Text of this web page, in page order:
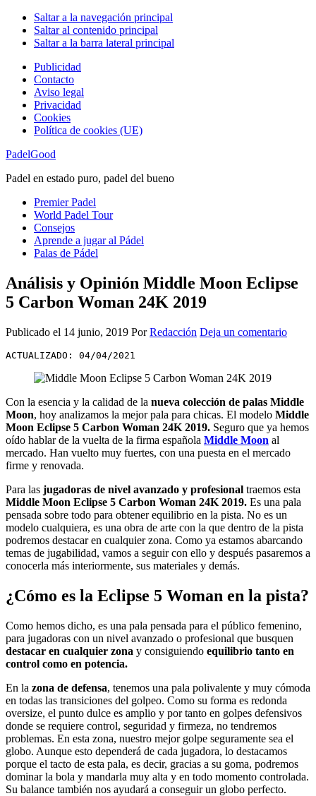
Saltar a la navegación principal
Saltar al contenido principal
Saltar a la barra lateral principal
Publicidad
Contacto
Aviso legal
Privacidad
Cookies
Política de cookies (UE)
PadelGood
Padel en estado puro, padel del bueno
Premier Padel
World Padel Tour
Consejos
Aprende a jugar al Pádel
Palas de Pádel
Análisis y Opinión Middle Moon Eclipse
5 Carbon Woman 24K 2019
Publicado el 14 junio, 2019 PorRedacción Deja un comentario
ACTUALIZADO: 04/04/2021
Con la esencia y la calidad de la nueva colección de palas Middle
Moon, hoy analizamos la mejor pala para chicas. El modelo Middle
Moon Eclipse 5 Carbon Woman 24K 2019. Seguro que ya hemos
oído hablar de la vuelta de la firma española Middle Moon al
mercado. Han vuelto muy fuertes, con una puesta en el mercado
firme y renovada.
Para las jugadoras de nivel avanzado y profesional traemos esta
Middle Moon Eclipse 5 Carbon Woman 24K 2019. Es una pala
pensada sobre todo para obtener equilibrio en la pista. No es un
modelo cualquiera, es una obra de arte con la que dentro de la pista
podremos destacar en cualquier zona. Como ya estamos abarcando
temas de jugabilidad, vamos a seguir con ello y después pasaremos a
conocerla más interiormente, sus materiales y demás.
¿Cómo es la Eclipse 5 Woman en la pista?
Como hemos dicho, es una pala pensada para el público femenino,
para jugadoras con un nivel avanzado o profesional que busquen
destacar en cualquier zona y consiguiendo equilibrio tanto en
control como en potencia.
En la zona de defensa, tenemos una pala polivalente y muy cómoda
en todas las transiciones del golpeo. Como su forma es redonda
oversize, el punto dulce es amplio y por tanto en golpes defensivos
donde se requiere control, seguridad y firmeza, no tendremos
problemas. En esta zona, nuestro mejor golpe seguramente sea el
globo. Aunque esto dependerá de cada jugadora, lo destacamos
porque el tacto de esta pala, es decir, gracias a su goma, podremos
dominar la bola y mandarla muy alta y en todo momento controlada.
Su balance también nos ayudará a conseguir un globo perfecto.